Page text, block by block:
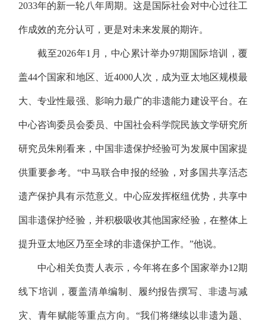
2033年的新一轮八年周期。这是国际社会对中心过往工
作成效的充分认可，更是对未来发展的期许。
截至2026年1月，中心累计举办97期国际培训，覆
盖44个国家和地区、近4000人次，成为亚太地区规模最
大、专业性最强、影响力最广的非遗能力建设平台。在
中心咨询委员会委员、中国社会科学院民族文学研究所
研究员朱刚看来，中国非遗保护经验可为发展中国家提
供重要参考。“中马联合申报的经验，对多国共享活态
遗产保护具有示范意义。中心应发挥枢纽优势，共享中
国非遗保护经验，并积极吸收其他国家经验，在整体上
提升亚太地区乃至全球的非遗保护工作。”他说。
中心相关负责人表示，今年将在多个国家举办12期
线下培训，覆盖清单编制、履约报告撰写、非遗与减
灾、青年赋能等重点方向。“我们将继续以非遗为题、